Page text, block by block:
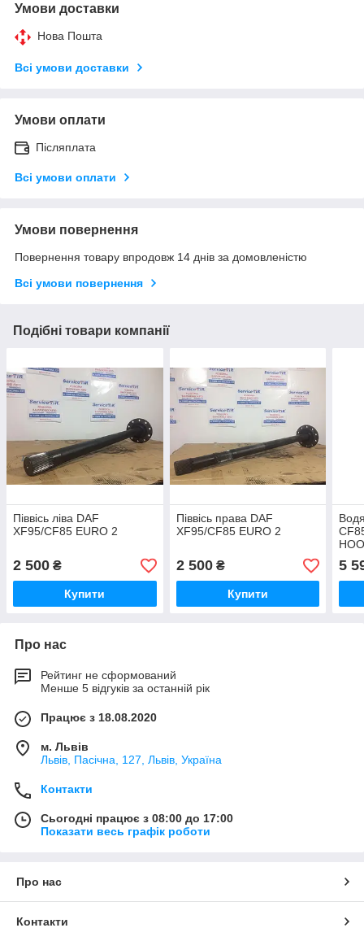
Умови доставки
Нова Пошта
Всі умови доставки
Умови оплати
Післяплата
Всі умови оплати
Умови повернення
Повернення товару впродовж 14 днів за домовленістю
Всі умови повернення
Подібні товари компанії
Піввісь ліва DAF
XF95/CF85 EURO 2
2 500 ₴
Купити
Піввісь права DAF
XF95/CF85 EURO 2
2 500₴
Купити
5
Про нас
Рейтинг не сформований
Менше 5 відгуків за останній рік
Працює з 18.08.2020
м. Львів
Львів, Пасічна, 127, Львів, Україна
Контакти
Сьогодні працює з 08:00 до 17:00
Показати весь графік роботи
Про нас
Контакти